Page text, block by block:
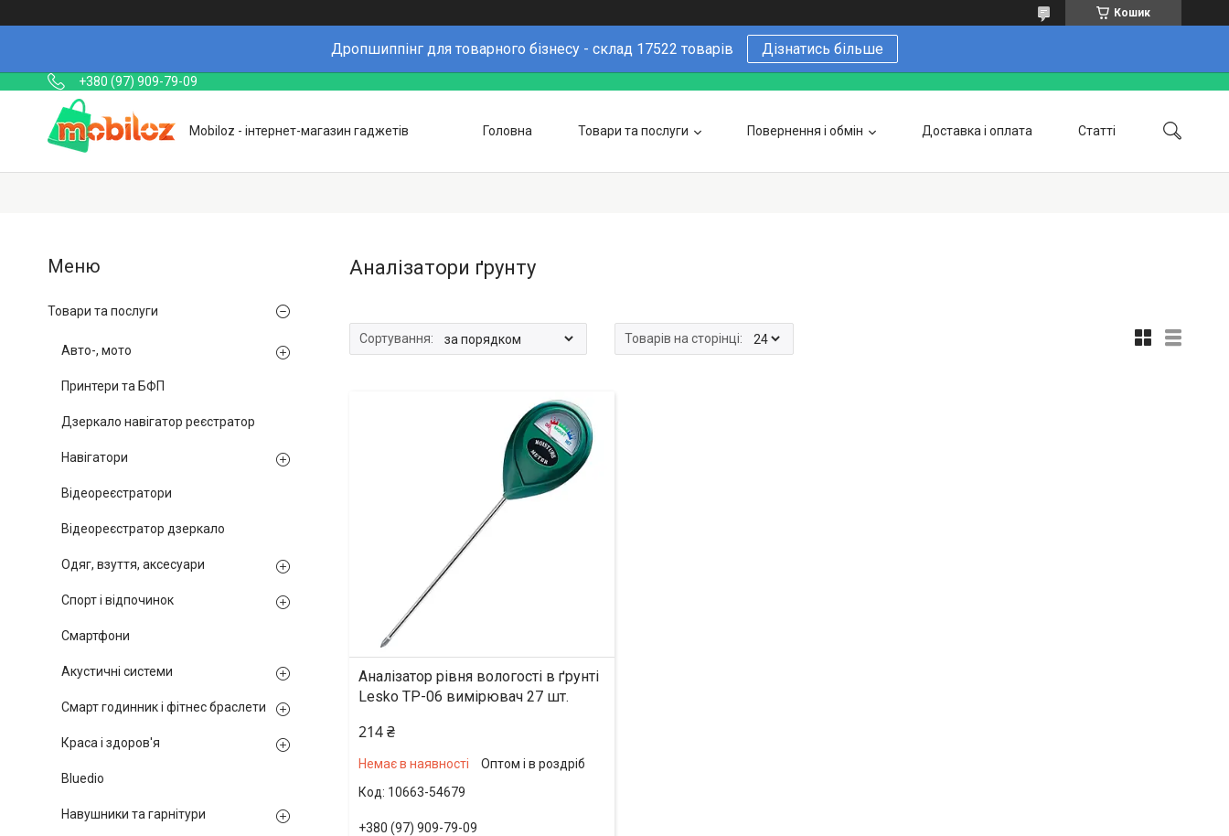
Кошик
Дропшиппінг для товарного бізнесу - склад 17522 товарів Дізнатись більше
+380 (97) 909-79-09
Mobiloz - інтернет-магазин гаджетів Головна Товари та послуги Повернення і обмін Доставка і оплата Статті
Аналізатори ґрунту
Аналізатор рівня вологості в ґрунті
Lesko TP-06 вимірювач 27 шт.
214 ₴
Немає в наявності
Оптом і в роздріб
10663-54679
+380 (97) 909-79-09
Товари та послуги
Авто-, мото
Принтери та БФП
Дзеркало навігатор реєстратор
Навігатори
Відеореєстратори
Відеореєстратор дзеркало
Одяг, взуття, аксесуари
Спорт і відпочинок
Смартфони
Акустичні системи
Смарт годинник і фітнес браслети
Краса і здоров'я
Bluedio
Навушники та гарнітури